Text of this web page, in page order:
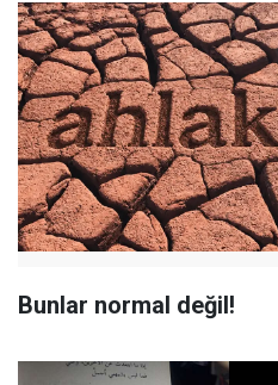
Bunlar normal değil!